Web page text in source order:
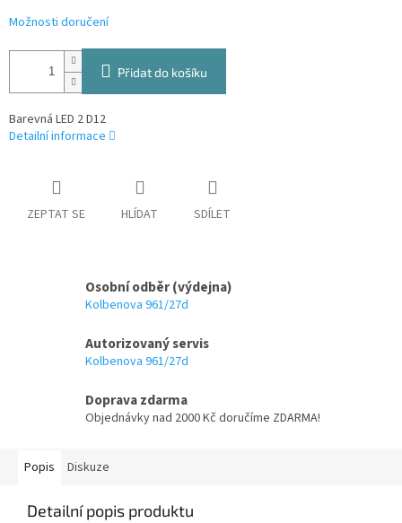
Možnosti doručení
Přidat do košíku
Barevná LED 2 D12
Detailní informace
ZEPTAT SE HLÍDAT SDÍLET
Osobní odběr (výdejna)
Kolbenova 961/27d
Autorizovaný servis
Kolbenova 961/27d
Doprava zdarma
Objednávky nad 2000 Kč doručíme ZDARMA!
Popis Diskuze
Detailní popis produktu